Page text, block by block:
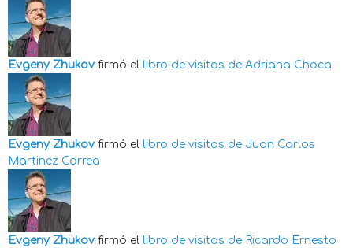
Evgeny Zhukov firmó el libro de visitas de Adriana Choca
Evgeny Zhukov firmó el libro de visitas de Juan Carlos
Martinez Correa
Evgeny Zhukov firmó el libro de visitas de Ricardo Ernesto